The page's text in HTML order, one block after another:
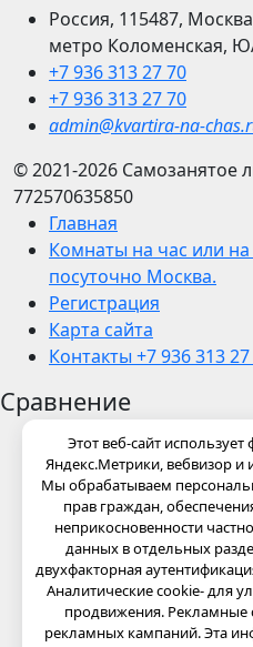
Россия, 115487,
метро Коломенская,
+7 936 313 27 70
+7 936 313 27 70
admin@kvartira-na-
© 2021-2026 Самозанятое
772570635850
Главная
Комнаты на час или
посуточно Москва.
Регистрация
Карта сайта
Контакты +7 936 313
Сравнение
Этот веб-сайт
Яндекс.Метрики, вебвизор
Мы обрабатываем
прав граждан,
неприкосновенности
данных в отдельных
двухфакторная
Аналитические cookie- для
продвижения. Рекламные
рекламных кампаний. Эта